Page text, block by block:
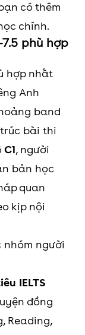
có thêm
chính.
7.5 phù hợp
hợp nhất
Anh
band
bài thi
C1, người
bản học
quan
kịp nội
nhóm người
IELTS
đồng
Reading,